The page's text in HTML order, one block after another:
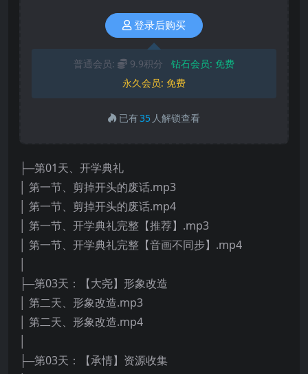
登录后购买
普通会员: 9.9积分 钻石会员: 免费
永久会员: 免费
已有35 人解锁查看
├─第01天、开学典礼
│ 第一节、剪掉开头的废话.mp3
│ 第一节、剪掉开头的废话.mp4
│ 第一节、开学典礼完整【推荐】.mp3
│ 第一节、开学典礼完整【音画不同步】.mp4
├─第03天：【大尧】形象改造
│ 第二天、形象改造.mp3
│ 第二天、形象改造.mp4
├─第03天：【承情】资源收集